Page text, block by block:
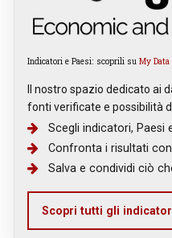
Indicatori e Paesi: scoprili su My
Il nostro spazio dedicato ai
fonti verificate e possibilità
Scegli indicatori, Paesi
Confronta i risultati
Salva e condividi ciò
Scopri tutti gli